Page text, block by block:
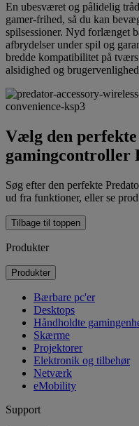
En ubesværet og pålidelig
gamer-frihed, så du kan
spilsessioner. Nyd forlænget
afbrydelser under spil og
bredde kompatibilitet på
alsidighed og
Vælg den
gamingcontroller
Søg efter den perfekte
ud fra funktioner, eller se
Tilbage til toppen
Produkter
Produkter
Bærbare pc'er
Desktops
Håndholdte
Skærme
Projektorer
Elektronik og tilbehør
Netværk
eMobility
Support